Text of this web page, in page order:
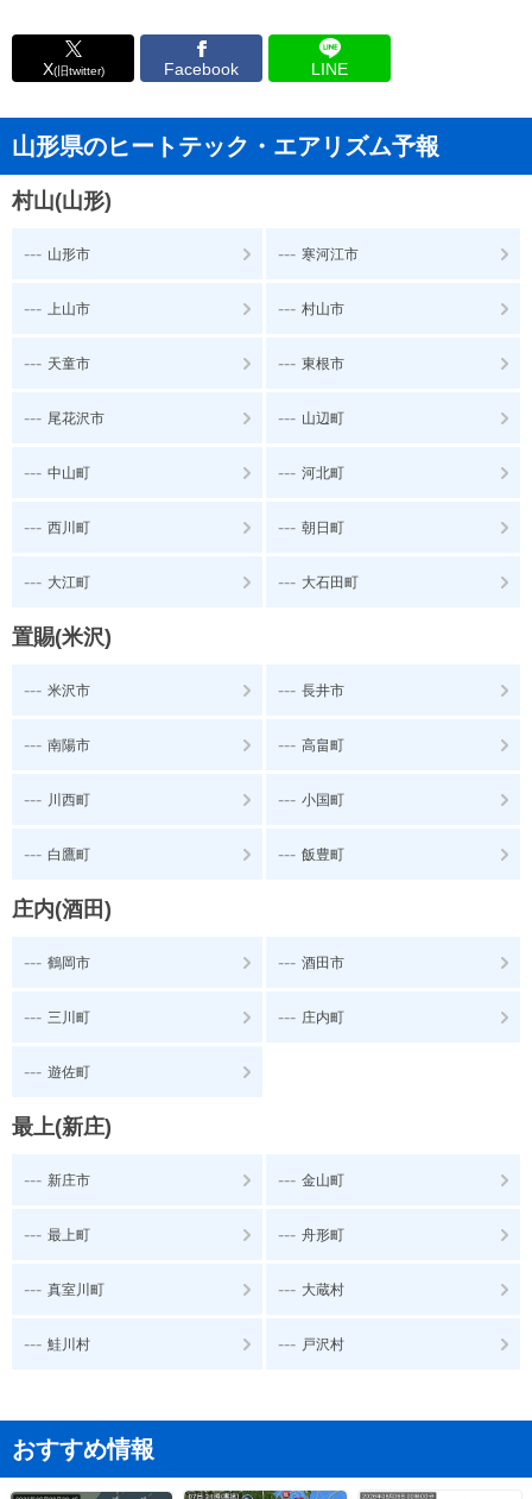
X(旧twitter) Facebook LINE
山形県のヒートテック・エアリズム予報
村山(山形)
--- 山形市 --- 寒河江市
--- 上山市 --- 村山市
--- 天童市 --- 東根市
--- 尾花沢市 --- 山辺町
--- 中山町 --- 河北町
--- 西川町 --- 朝日町
--- 大江町 --- 大石田町
置賜(米沢)
--- 米沢市 --- 長井市
--- 南陽市 --- 高畠町
--- 川西町 --- 小国町
--- 白鷹町 --- 飯豊町
庄内(酒田)
--- 鶴岡市 --- 酒田市
--- 三川町 --- 庄内町
--- 遊佐町
最上(新庄)
--- 新庄市 --- 金山町
--- 最上町 --- 舟形町
--- 真室川町 --- 大蔵村
--- 鮭川村 --- 戸沢村
おすすめ情報